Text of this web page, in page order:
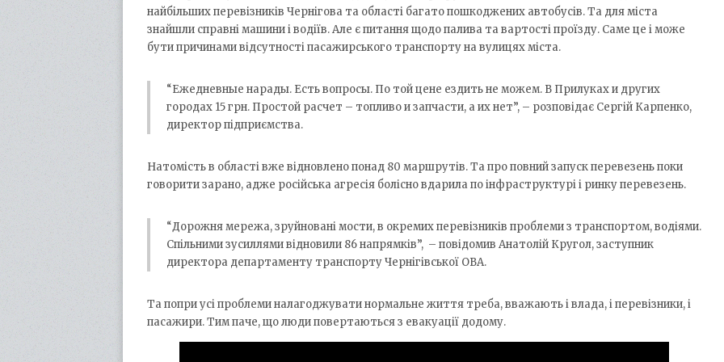
найбільших перевізників Чернігова та області багато пошкоджених автобусів. Та для міста
знайшли справні машини і водіїв. Але є питання щодо палива та вартості проїзду. Саме це і може
бути причинами відсутності пасажирського транспорту на вулицях міста.
“Ежедневные нарады. Есть вопросы. По той цене ездить не можем. В Прилуках и других
городах 15 грн. Простой расчет – топливо и запчасти, а их нет”, – розповідає Сергій Карпенко,
директор підприємства.
Натомість в області вже відновлено понад 80 маршрутів. Та про повний запуск перевезень поки
говорити зарано, адже російська агресія болісно вдарила по інфраструктурі і ринку перевезень.
“Дорожня мережа, зруйновані мости, в окремих перевізників проблеми з транспортом, водіями.
Спільними зусиллями відновили 86 напрямків”, – повідомив Анатолій Кругол, заступник
директора департаменту транспорту Чернігівської ОВА.
Та попри усі проблеми налагоджувати нормальне життя треба, вважають і влада, і перевізники, і
пасажири. Тим паче, що люди повертаються з евакуації додому.